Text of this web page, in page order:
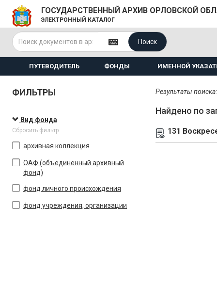
ГОСУДАРСТВЕННЫЙ АРХИВ ОРЛОВСКОЙ
ЭЛЕКТРОННЫЙ КАТАЛОГ
Поиск
ПУТЕВОДИТЕЛЬ ФОНДЫ ИМЕННОЙ
ФИЛЬТРЫ
Вид фонда
Сбросить фильтр
архивная коллекция
ОАФ (объединенный архивный
фонд)
фонд личного происхождения
фонд учреждения, организации
Результаты
Найдено по
131